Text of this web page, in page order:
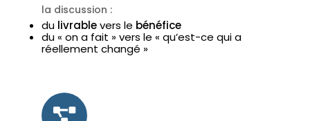
la discussion :
du livrablevers le bénéfice
du « on a fait » vers le « qu’est-ce qui a
réellement changé »